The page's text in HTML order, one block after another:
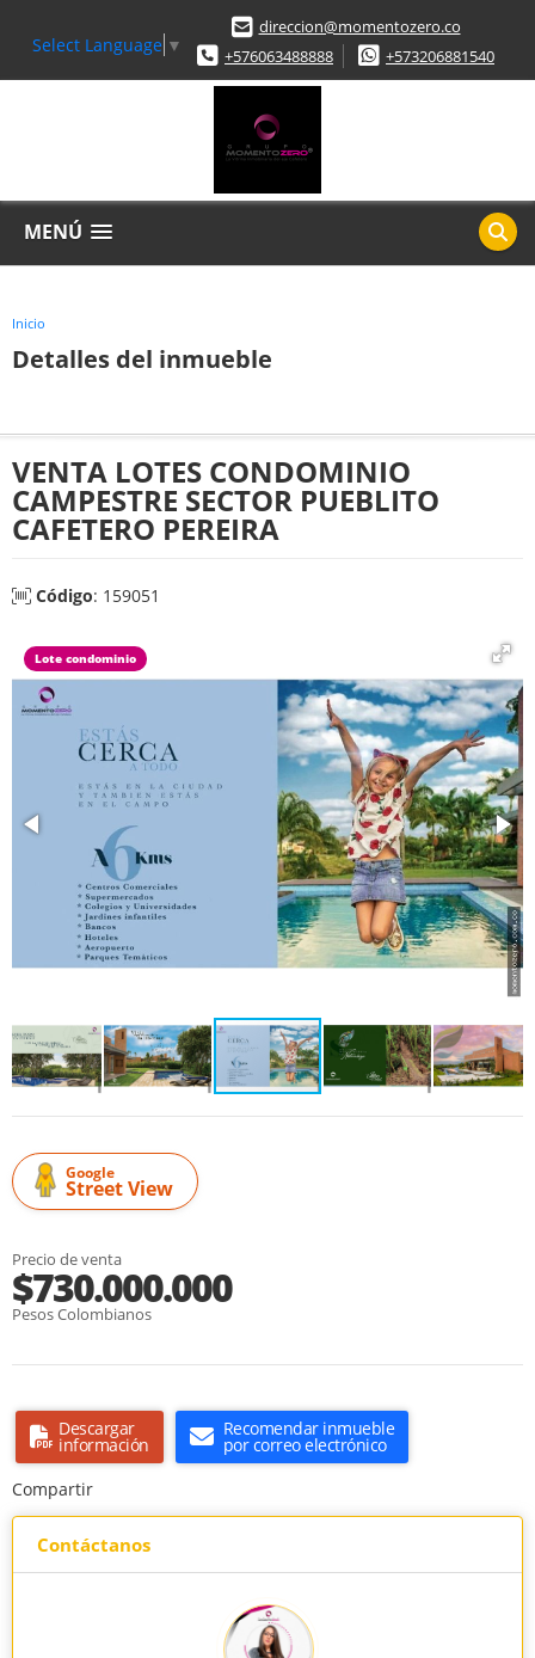
Select Language ▼
direccion@momentozero.co
+576063488888
+573206881540
MENÚ
Inicio
Detalles del inmueble
VENTA LOTES CONDOMINIO
CAMPESTRE SECTOR PUEBLITO
CAFETERO PEREIRA
Código: 159051
Lote condominio
Google
Street View
Precio de venta
$730.000.000
Pesos Colombianos
Descargar
información
Recomendar inmueble
por correo electrónico
Compartir
Contáctanos